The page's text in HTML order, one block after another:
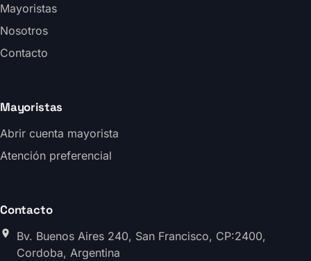
Mayoristas
Nosotros
Contacto
Mayoristas
Abrir cuenta mayorista
Atención preferencial
Contacto
Bv. Buenos Aires 240, San Francisco, CP:2400,
Cordoba, Argentina